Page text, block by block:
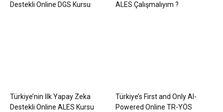
Destekli Online DGS Kursu
ALES Çalışmalıyım ?
Türkiye’nin İlk Yapay Zeka
Destekli Online ALES Kursu
Türkiye’s First and Only AI-
Powered Online TR-YÖS